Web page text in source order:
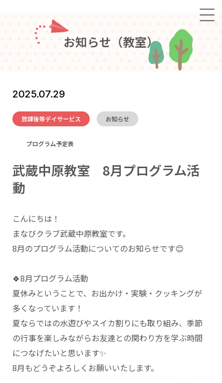
お知らせ （教室）
2025.07.29
放課後等デイサービス お知らせ
プログラム予定表
武蔵中原教室 8月プログラム活
動
こんにちは！
まなびクラブ武蔵中原教室です。
8月のプログラム活動についてのお知らせです😊
🍀8月プログラム活動
夏休みということで、お出かけ・実験・クッキングが
多くなっています！
夏ならではの水遊びやスイカ割りにも取り組み、季節
の行事を楽しみながらお友達との関わり方を学ぶ時間
につなげたいと思います✨
8月もどうぞよろしくお願いいたします。